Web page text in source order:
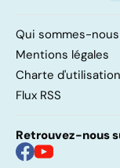
Qui sommes-
Mentions légales
Charte d'utilisation
Flux RSS
Retrouvez-nous